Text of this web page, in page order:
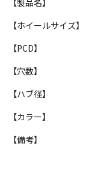
【製品名】
【ホイールサイズ】
【PCD】
【穴数】
【ハブ径】
【カラー】
【備考】